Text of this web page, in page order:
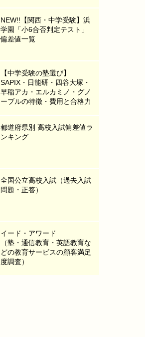
NEW!!【関西・中学受験】浜
学園「小6合否判定テスト」
偏差値一覧
【中学受験の塾選び】
SAPIX・日能研・四谷大塚・
早稲アカ・エルカミノ・グノ
ーブルの特徴・費用と合格力
都道府県別 高校入試偏差値ラ
ンキング
全国公立高校入試（過去入試
問題・正答）
イード・アワード
（塾・通信教育・英語教育な
どの教育サービスの顧客満足
度調査）